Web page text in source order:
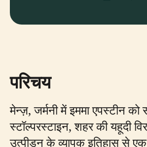
परिचय
मेन्ज़, जर्मनी में इममा एपस्टीन को
स्टॉल्परस्टाइन, शहर की यहूदी
उत्पीड़न के व्यापक इतिहास से एक